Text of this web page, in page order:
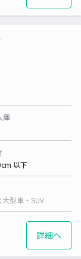
庫
以下
大型車・SUV
詳細へ